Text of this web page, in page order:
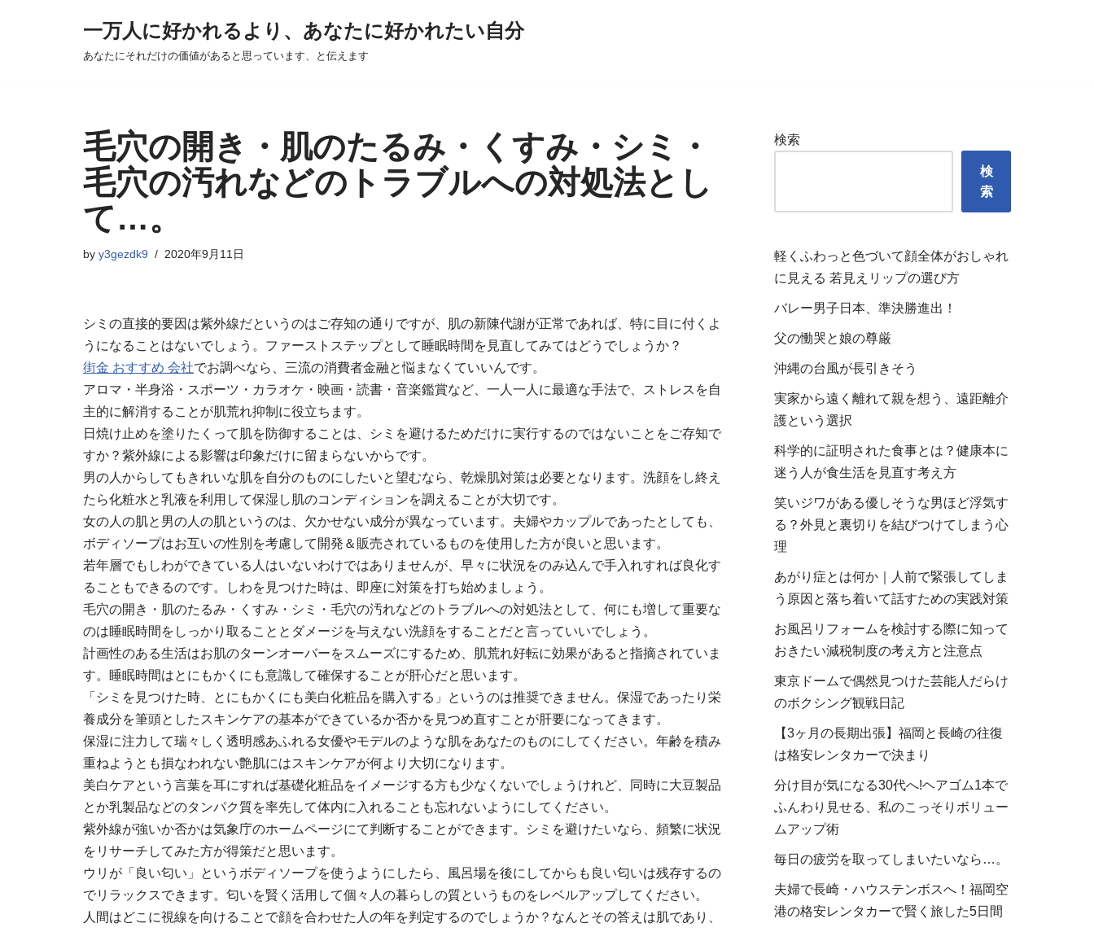
一万人に好かれるより、あなたに好かれたい自分
あなたにそれだけの価値があると思っています、と伝えます
毛穴の開き・肌のたるみ・くすみ・シミ・
毛穴の汚れなどのトラブルへの対処法とし
て…。
by y3gezdk9 2020年9月11日
シミの直接的要因は紫外線だというのはご存知の通りですが、肌の新陳代謝が正常であれば、特に目に付くよ
うになることはないでしょう。ファーストステップとして睡眠時間を見直してみてはどうでしょうか？
街金 おすすめ 会社でお調べなら、三流の消費者金融と悩まなくていいんです。
アロマ・半身浴・スポーツ・カラオケ・映画・読書・音楽鑑賞など、一人一人に最適な手法で、ストレスを自
主的に解消することが肌荒れ抑制に役立ちます。
日焼け止めを塗りたくって肌を防御することは、シミを避けるためだけに実行するのではないことをご存知で
すか？紫外線による影響は印象だけに留まらないからです。
男の人からしてもきれいな肌を自分のものにしたいと望むなら、乾燥肌対策は必要となります。洗顔をし終え
たら化粧水と乳液を利用して保湿し肌のコンディションを調えることが大切です。
女の人の肌と男の人の肌というのは、欠かせない成分が異なっています。夫婦やカップルであったとしても、
ボディソープはお互いの性別を考慮して開発＆販売されているものを使用した方が良いと思います。
若年層でもしわができている人はいないわけではありませんが、早々に状況をのみ込んで手入れすれば良化す
ることもできるのです。しわを見つけた時は、即座に対策を打ち始めましょう。
毛穴の開き・肌のたるみ・くすみ・シミ・毛穴の汚れなどのトラブルへの対処法として、何にも増して重要な
のは睡眠時間をしっかり取ることとダメージを与えない洗顔をすることだと言っていいでしょう。
計画性のある生活はお肌のターンオーバーをスムーズにするため、肌荒れ好転に効果があると指摘されていま
す。睡眠時間はとにもかくにも意識して確保することが肝心だと思います。
「シミを見つけた時、とにもかくにも美白化粧品を購入する」というのは推奨できません。保湿であったり栄
養成分を筆頭としたスキンケアの基本ができているか否かを見つめ直すことが肝要になってきます。
保湿に注力して瑞々しく透明感あふれる女優やモデルのような肌をあなたのものにしてください。年齢を積み
重ねようとも損なわれない艶肌にはスキンケアが何より大切になります。
美白ケアという言葉を耳にすれば基礎化粧品をイメージする方も少なくないでしょうけれど、同時に大豆製品
とか乳製品などのタンパク質を率先して体内に入れることも忘れないようにしてください。
紫外線が強いか否かは気象庁のホームページにて判断することができます。シミを避けたいなら、頻繁に状況
をリサーチしてみた方が得策だと思います。
ウリが「良い匂い」というボディソープを使うようにしたら、風呂場を後にしてからも良い匂いは残存するの
でリラックスできます。匂いを賢く活用して個々人の暮らしの質というものをレベルアップしてください。
人間はどこに視線を向けることで顔を合わせた人の年を判定するのでしょうか？なんとその答えは肌であり、
検索
検
索
軽くふわっと色づいて顔全体がおしゃれ
に見える 若見えリップの選び方
バレー男子日本、準決勝進出！
父の慟哭と娘の尊厳
沖縄の台風が長引きそう
実家から遠く離れて親を想う、遠距離介
護という選択
科学的に証明された食事とは？健康本に
迷う人が食生活を見直す考え方
笑いジワがある優しそうな男ほど浮気す
る？外見と裏切りを結びつけてしまう心
理
あがり症とは何か｜人前で緊張してしま
う原因と落ち着いて話すための実践対策
お風呂リフォームを検討する際に知って
おきたい減税制度の考え方と注意点
東京ドームで偶然見つけた芸能人だらけ
のボクシング観戦日記
【3ヶ月の長期出張】福岡と長崎の往復
は格安レンタカーで決まり
分け目が気になる30代へ!ヘアゴム1本で
ふんわり見せる、私のこっそりボリュー
ムアップ術
毎日の疲労を取ってしまいたいなら…。
夫婦で長崎・ハウステンボスへ！福岡空
港の格安レンタカーで賢く旅した5日間